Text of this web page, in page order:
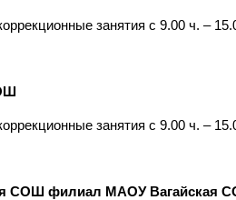
занятия с 9.00 ч. –
занятия с 9.00 ч. –
СОШ филиал МАОУ Вагайская